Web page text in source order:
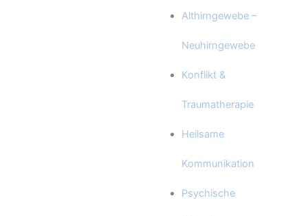
Althirngewebe –
Neuhirngewebe
Konflikt &
Traumatherapie
Heilsame
Kommunikation
Psychische